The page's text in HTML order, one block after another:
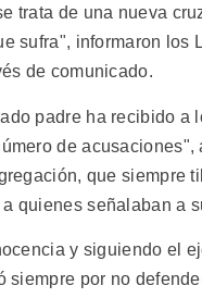
trata de una nueva
sufra", informaron los
de comunicado.
padre ha recibido a
de acusaciones",
que siempre
quienes señalaban a
y siguiendo el
siempre por no